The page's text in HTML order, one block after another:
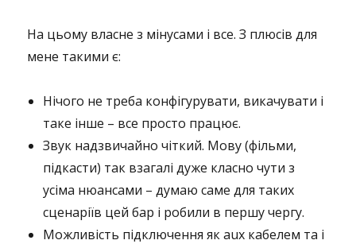
На цьому власне з мінусами і все. З плюсів для
мене такими є:
Нічого не треба конфігурувати, викачувати і
таке інше – все просто працює.
Звук надзвичайно чіткий. Мову (фільми,
підкасти) так взагалі дуже класно чути з
усіма нюансами – думаю саме для таких
сценаріїв цей бар і робили в першу чергу.
Можливість підключення як aux кабелем та і